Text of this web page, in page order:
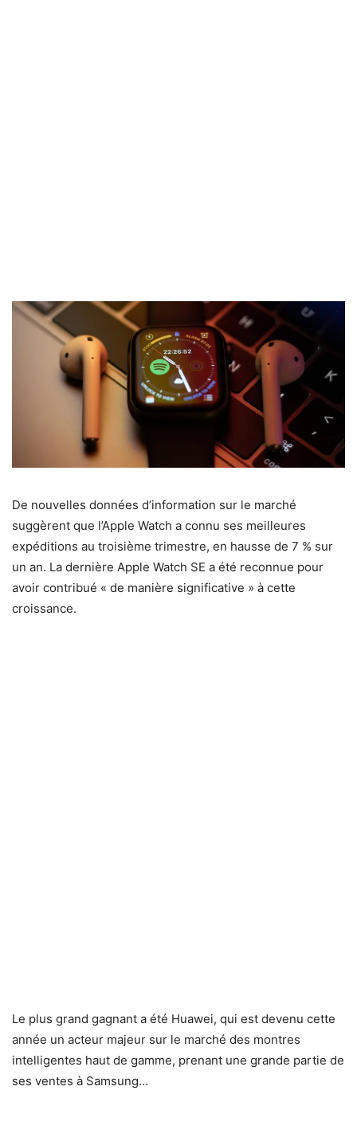
De nouvelles données d’information sur le marché
suggèrent que l’Apple Watch a connu ses meilleures
expéditions au troisième trimestre, en hausse de 7 % sur
un an. La dernière Apple Watch SE a été reconnue pour
avoir contribué « de manière significative » à cette
croissance.
Le plus grand gagnant a été Huawei, qui est devenu cette
année un acteur majeur sur le marché des montres
intelligentes haut de gamme, prenant une grande partie de
ses ventes à Samsung…